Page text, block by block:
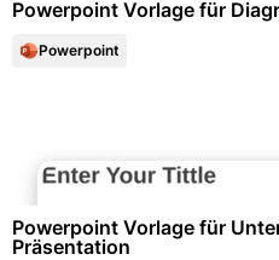
Powerpoint Vorlage für
Powerpoint
Powerpoint Vorlage für
Präsentation